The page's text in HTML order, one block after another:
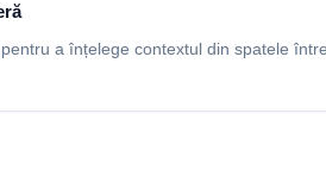
a înțelege contextul din spatele